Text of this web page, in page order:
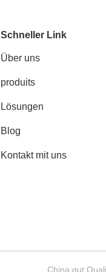
Schneller Link
Über uns
produits
Lösungen
Blog
Kontakt mit uns
China gut